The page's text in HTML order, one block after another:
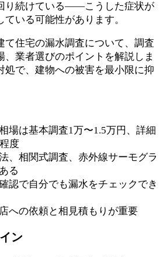
り続けている——こうした症状が
いる可能性があります。
て住宅の漏水調査について、調査
、業者選びのポイントを解説しま
処で、建物への被害を最小限に抑
場は基本調査1万〜1.5万円、詳細
度
、相関式調査、赤外線サーモグラ
る
認で自分でも漏水をチェックでき
への依頼と相見積もりが重要
ン